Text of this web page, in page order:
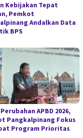
Kebijakan Tepat
Pemkot
Andalkan Data
BPS
APBD 2026,
Pangkalpinang Fokus
Program Prioritas